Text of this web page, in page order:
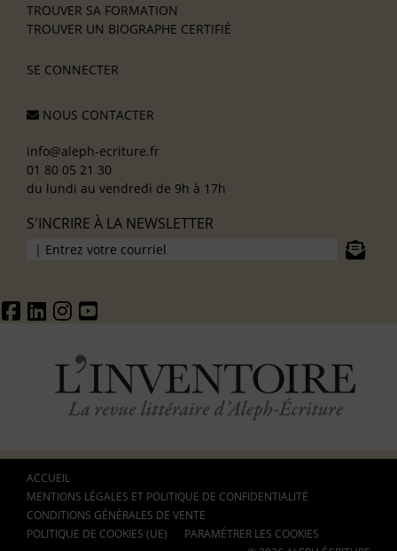
TROUVER SA FORMATION
TROUVER UN BIOGRAPHE CERTIFIÉ
SE CONNECTER
NOUS CONTACTER
info@aleph-ecriture.fr
01 80 05 21 30
du lundi au vendredi de 9h à 17h
S'INCRIRE À LA NEWSLETTER
ACCUEIL
MENTIONS LÉGALES ET POLITIQUE DE CONFIDENTIALITÉ
CONDITIONS GÉNÉRALES DE VENTE
POLITIQUE DE COOKIES (UE)
PARAMÉTRER LES COOKIES